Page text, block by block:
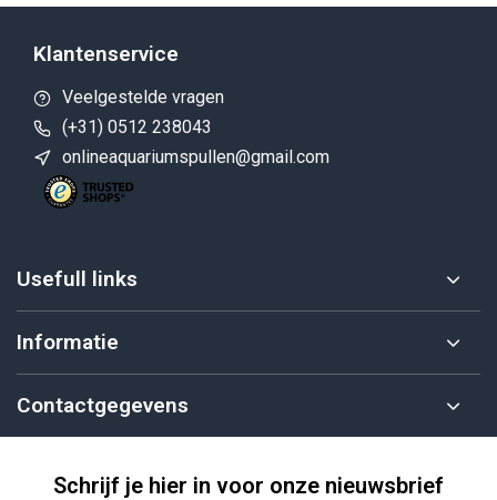
Klantenservice
Veelgestelde vragen
(+31) 0512 238043
onlineaquariumspullen@gmail.com
Usefull links
Informatie
Contactgegevens
Schrijf je hier in voor onze nieuwsbrief